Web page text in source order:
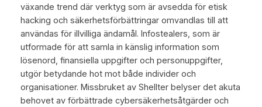
växande trend där verktyg som är avsedda för etisk
hacking och säkerhetsförbättringar omvandlas till att
användas för illvilliga ändamål. Infostealers, som är
utformade för att samla in känslig information som
lösenord, finansiella uppgifter och personuppgifter,
utgör betydande hot mot både individer och
organisationer. Missbruket av Shellter belyser det akuta
behovet av förbättrade cybersäkerhetsåtgärder och